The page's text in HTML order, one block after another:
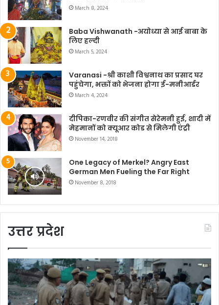
March 8, 2024
Baba Vishwanath -अयोध्या से आई बाबा के
लिए हल्दी
March 5, 2024
Varanasi -श्री काशी विश्वनाथ का प्रसाद घर
पहुंचेगा, भक्तों को भेजना होगा ई-मनीआर्डर
March 4, 2024
दीपिका-रणवीर की संगीत सेरेमनी हुई, शादी में
मेहमानों को क्यूआर कोड से मिलेगी एंट्री
November 14, 2018
One Legacy of Merkel? Angry East
German Men Fueling the Far Right
November 8, 2018
उत्तर प्रदेश